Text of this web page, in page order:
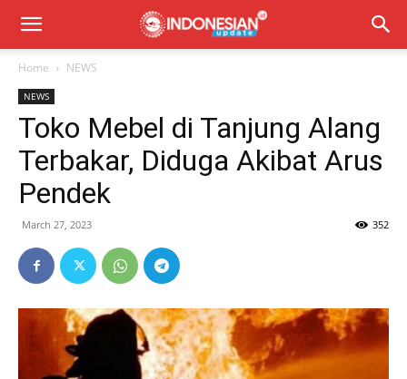
Home NEWS
NEWS
Toko Mebel di Tanjung Alang
Terbakar, Diduga Akibat Arus
Pendek
March 27, 2023 352